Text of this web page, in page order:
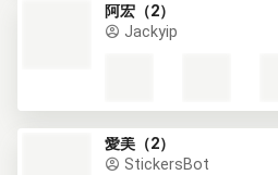
阿宏（2）
Jackyip
愛美（2）
StickersBot